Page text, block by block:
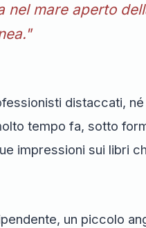
nel mare aperto
distaccati,
tempo fa, sotto
impressioni sui libri
un piccolo